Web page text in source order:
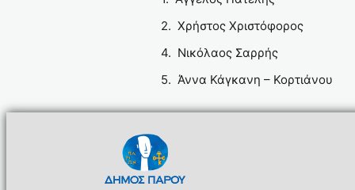
2. Χρήστος Χριστόφορος
4. Νικόλαος Σαρρής
5. Άννα Κάγκανη – Κορτιάνου